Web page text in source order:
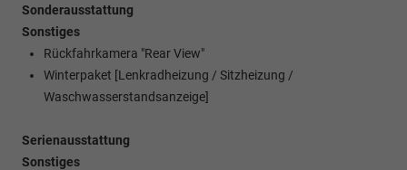
Sonderausstattung
Sonstiges
Rückfahrkamera "Rear View"
Winterpaket [Lenkradheizung / Sitzheizung /
Waschwasserstandsanzeige]
Serienausstattung
Sonstiges